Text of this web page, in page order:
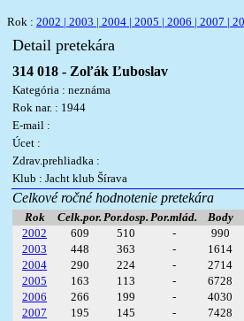
Rok : 2002 | 2003 | 2004 | 2005 | 2006 | 2007 |
Detail pretekára
314 018 - Zoľák Ľuboslav
Kategória : neznáma
Rok nar. : 1944
E-mail :
Úcet :
Zdrav.prehliadka :
Klub : Jacht klub Šírava
Celkové ročné hodnotenie pretekára
Rok Celk.por. Por.dosp. Por.mlád. Body
2002
609 510 - 990
2003
448 363 - 1614
2004
290 224 - 2714
2005
163 113 - 6728
2006
266 199 - 4030
2007
195 145 - 7428